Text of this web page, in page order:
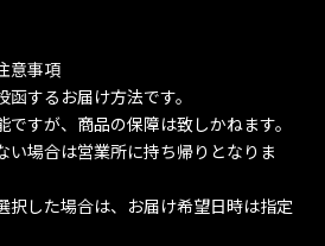
意事項
するお届け方法です。
すが、商品の保障は致しかねます。
い場合は営業所に持ち帰りとなりま
択した場合は、お届け希望日時は指定